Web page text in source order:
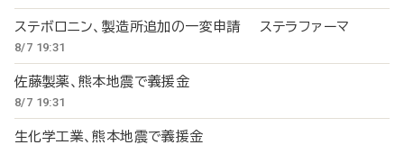
ステボロニン、製造所追加の一変申請 ステラファーマ
8/7 19:31
佐藤製薬、熊本地震で義援金
8/7 19:31
生化学工業、熊本地震で義援金